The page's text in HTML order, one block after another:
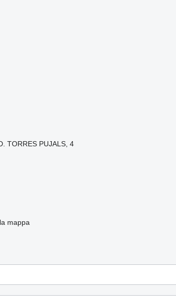
TORRES PUJALS, 4
mappa